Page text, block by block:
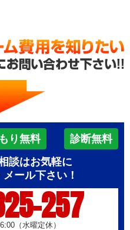
り無料
診断無料
談はお気軽に
ール下さい！
257
（水曜定休）